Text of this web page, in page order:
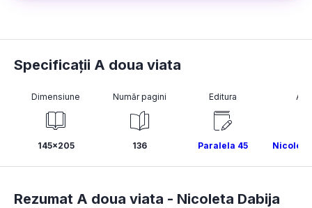
Specificații A doua viata
Dimensiune
145x205
Număr pagini
136
Editura
Paralela 45 Nicoleta
Rezumat A doua viata - Nicoleta Dabija